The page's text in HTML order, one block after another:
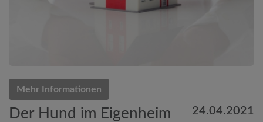
Mehr Informationen
Der Hund im Eigenheim 24.04.2021